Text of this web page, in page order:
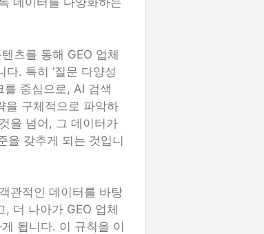
츠를 통해 GEO 업체
. 특히 ‘질문 다양성
를 중심으로, AI 검색
을 구체적으로 파악하
을 넘어, 그 데이터가
을 갖추게 되는 것입니
관적인 데이터를 바탕
더 나아가 GEO 업체
됩니다. 이 규칙을 이